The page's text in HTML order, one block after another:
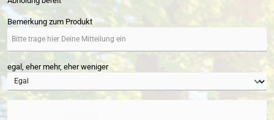
Bemerkung zum Produkt
egal, eher mehr, eher weniger